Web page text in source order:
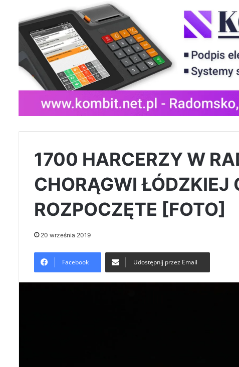
1700 HARCERZY W
CHORĄGWI ŁÓDZKIEJ
ROZPOCZĘTE [FOTO]
20 września 2019
Facebook Udostępnij przez Email